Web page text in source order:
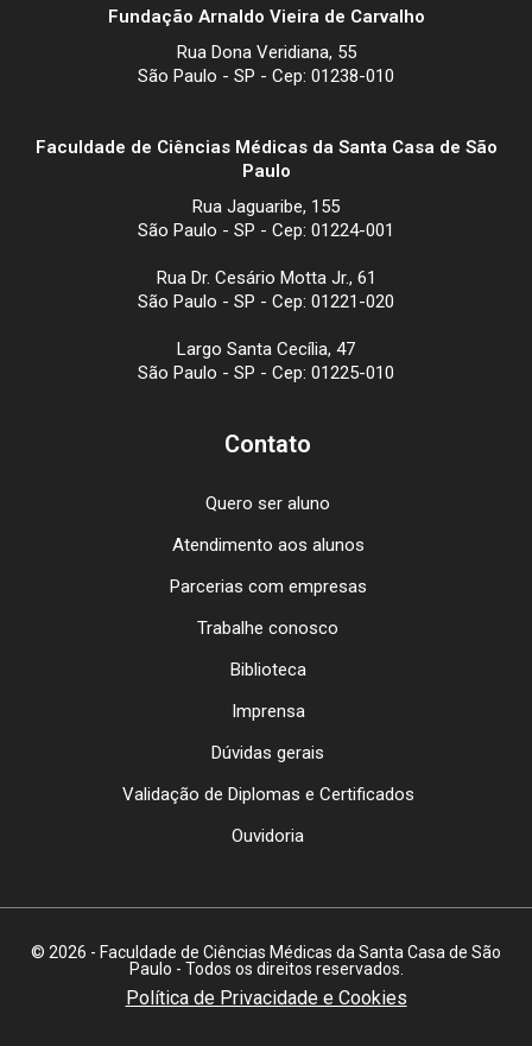
Fundação Arnaldo Vieira de Carvalho
Rua Dona Veridiana, 55
São Paulo - SP - Cep: 01238-010
Faculdade de Ciências Médicas da Santa Casa de São
Paulo
Rua Jaguaribe, 155
São Paulo - SP - Cep: 01224-001
Rua Dr. Cesário Motta Jr., 61
São Paulo - SP - Cep: 01221-020
Largo Santa Cecília, 47
São Paulo - SP - Cep: 01225-010
Contato
Quero ser aluno
Atendimento aos alunos
Parcerias com empresas
Trabalhe conosco
Biblioteca
Imprensa
Dúvidas gerais
Validação de Diplomas e Certificados
Ouvidoria
© 2026 - Faculdade de Ciências Médicas da Santa Casa de São
Paulo - Todos os direitos reservados.
Política de Privacidade e Cookies